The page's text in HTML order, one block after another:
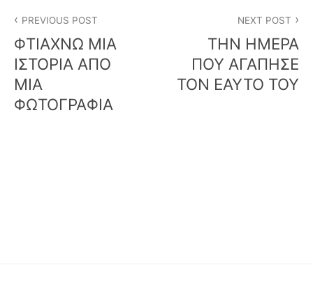
navigation
PREVIOUS POST
ΦΤΙΑΧΝΩ ΜΙΑ
ΙΣΤΟΡΙΑ ΑΠΟ
ΜΙΑ
ΦΩΤΟΓΡΑΦΙΑ
NEXT POST
ΤΗΝ ΗΜΕΡΑ
ΠΟΥ ΑΓΑΠΗΣΕ
ΤΟΝ ΕΑΥΤΟ ΤΟΥ